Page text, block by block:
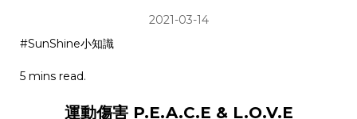
2021-03-14
#SunShine小知識
5 mins read.
運動傷害 P.E.A.C.E & L.O.V.E